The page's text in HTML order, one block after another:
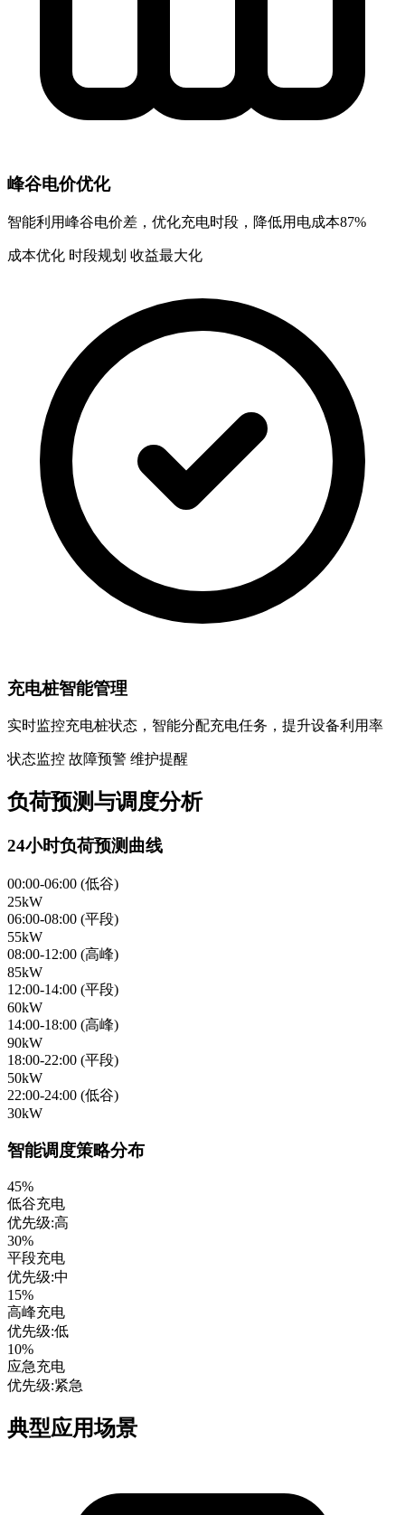
峰谷电价优化
智能利用峰谷电价差，优化充电时段，降低用电成本87%
成本优化 时段规划 收益最大化
充电桩智能管理
实时监控充电桩状态，智能分配充电任务，提升设备利用率
状态监控 故障预警 维护提醒
负荷预测与调度分析
24小时负荷预测曲线
00:00-06:00 (低谷)
25kW
06:00-08:00 (平段)
55kW
08:00-12:00 (高峰)
85kW
12:00-14:00 (平段)
60kW
14:00-18:00 (高峰)
90kW
18:00-22:00 (平段)
50kW
22:00-24:00 (低谷)
30kW
智能调度策略分布
45%
低谷充电
优先级:高
30%
平段充电
优先级:中
15%
高峰充电
优先级:低
10%
应急充电
优先级:紧急
典型应用场景